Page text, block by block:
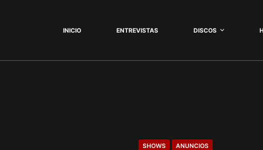
INICIO ENTREVISTAS DISCOS
SHOWS ANUNCIOS